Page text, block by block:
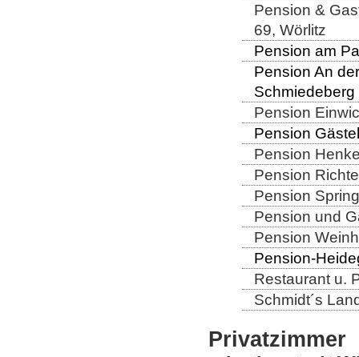
Pension &
69, Wörlitz
Pension am
Pension An
Schmiedeberg
Pension
Pension
Pension
Pension
Pension
Pension und
Pension
Pension-
Restaurant u.
Schmidt´s
Privatzimmer